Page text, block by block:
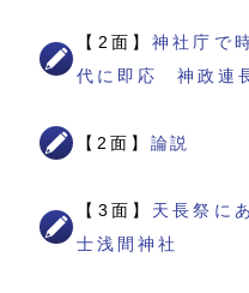
【2面】神社庁で
代に即応 神政連
【2面】 論説
【3面】 天長祭に
士浅間神社